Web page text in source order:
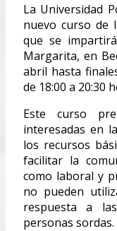
La Universidad
nuevo curso de
que se
Margarita, en
abril hasta
de 18:00 a 20:30
Este curso
interesadas en
los recursos
facilitar la
como laboral y
no pueden
respuesta a
personas sordas.